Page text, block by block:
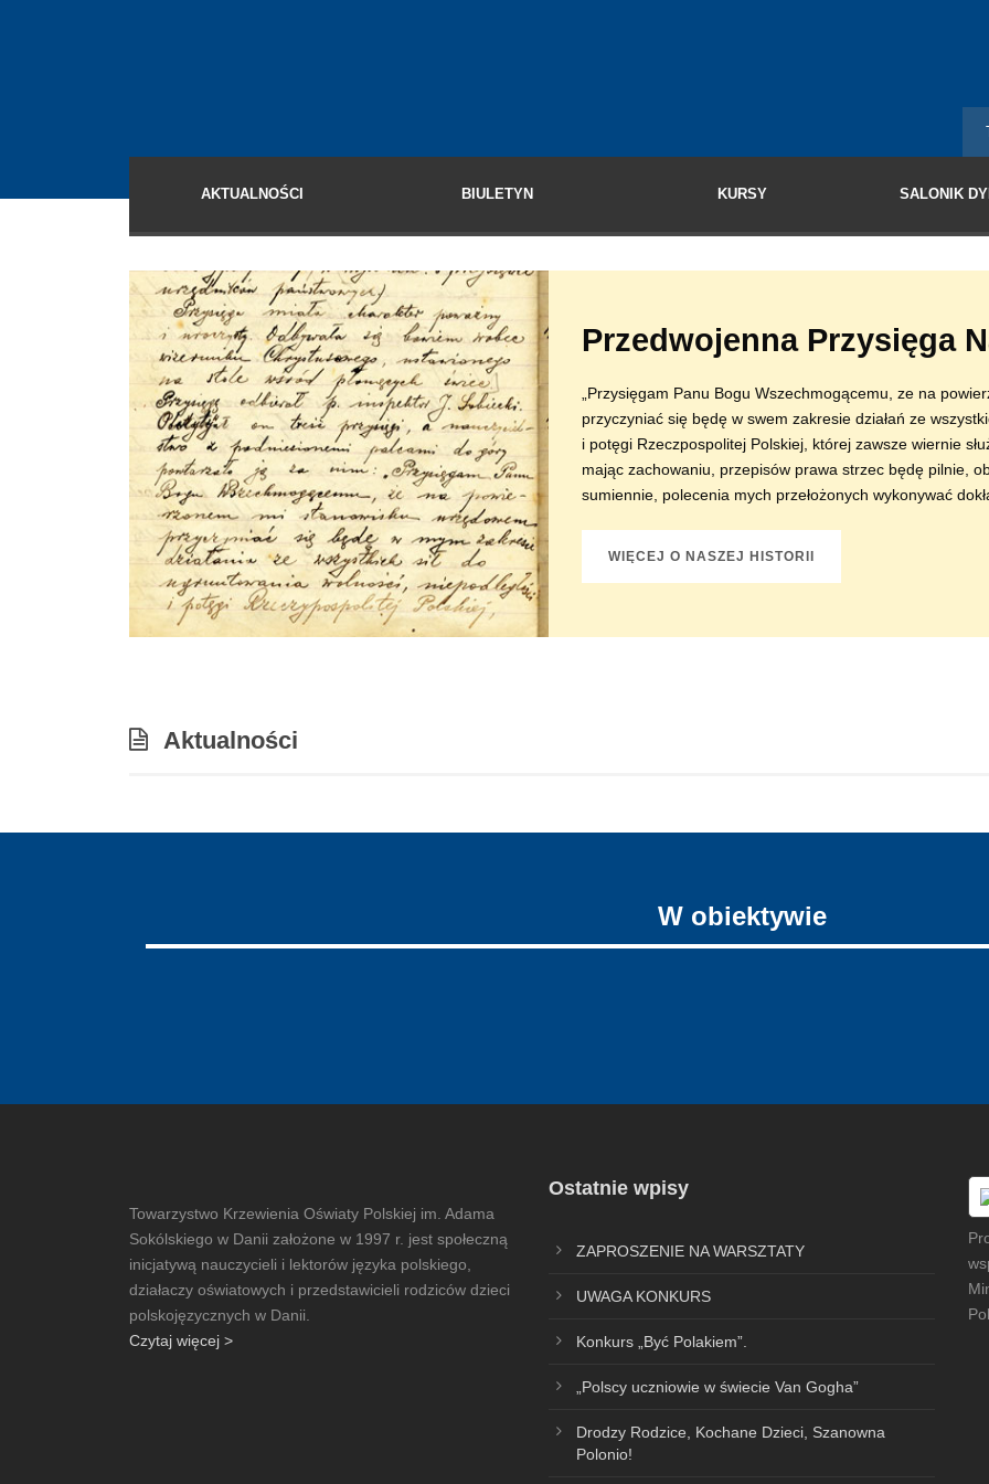
AKTUALNOŚCI BIULETYN KURSY SALONIK
Przedwojenna Przysięga
„Przysięgam Panu Bogu Wszechmogącemu, ze na
przyczyniać się będę w swem zakresie działań ze
i potęgi Rzeczpospolitej Polskiej, której zawsze wiernie
mając zachowaniu, przepisów prawa strzec będę pilnie,
sumiennie, polecenia mych przełożonych wykonywać
WIĘCEJ O NASZEJ HISTORII
Aktualności
W obiektywie
Towarzystwo Krzewienia Oświaty Polskiej im. Adama
Sokólskiego w Danii założone w 1997 r. jest społeczną
inicjatywą nauczycieli i lektorów języka polskiego,
działaczy oświatowych i przedstawicieli rodziców dzieci
polskojęzycznych w Danii.
Czytaj więcej >
Ostatnie wpisy
ZAPROSZENIE NA WARSZTATY
UWAGA KONKURS
Konkurs „Być Polakiem”.
„Polscy uczniowie w świecie Van Gogha”
Drodzy Rodzice, Kochane Dzieci, Szanowna
Polonio!